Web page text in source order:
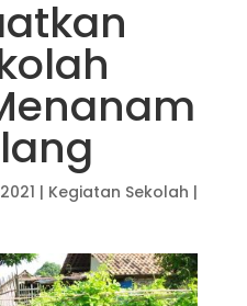
| Kegiatan Sekolah |